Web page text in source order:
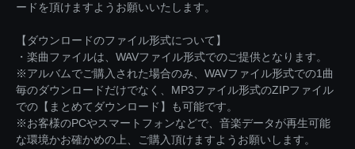
ードを頂けますようお願いいたします。
【ダウンロードのファイル形式について】
・楽曲ファイルは、WAVファイル形式でのご提供となります。
※アルバムでご購入された場合のみ、WAVファイル形式での1曲
毎のダウンロードだけでなく、MP3ファイル形式のZIPファイル
での【まとめてダウンロード】も可能です。
※お客様のPCやスマートフォンなどで、音楽データが再生可能
な環境かお確かめの上、ご購入頂けますようお願いします。